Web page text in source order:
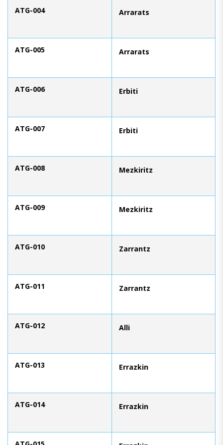
ATG-004 Arrarats
ATG-005 Arrarats
ATG-006 Erbiti
ATG-007 Erbiti
ATG-008 Mezkiritz
ATG-009 Mezkiritz
ATG-010 Zarrantz
ATG-011 Zarrantz
ATG-012 Alli
ATG-013 Errazkin
ATG-014 Errazkin